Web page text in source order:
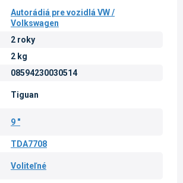
Autorádiá pre vozidlá VW /
Volkswagen
2 roky
2 kg
08594230030514
Tiguan
9 "
TDA7708
Voliteľné